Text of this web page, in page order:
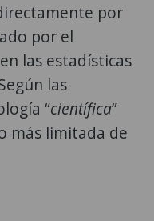
por
por el
las estadísticas
las
“científica”
más limitada de